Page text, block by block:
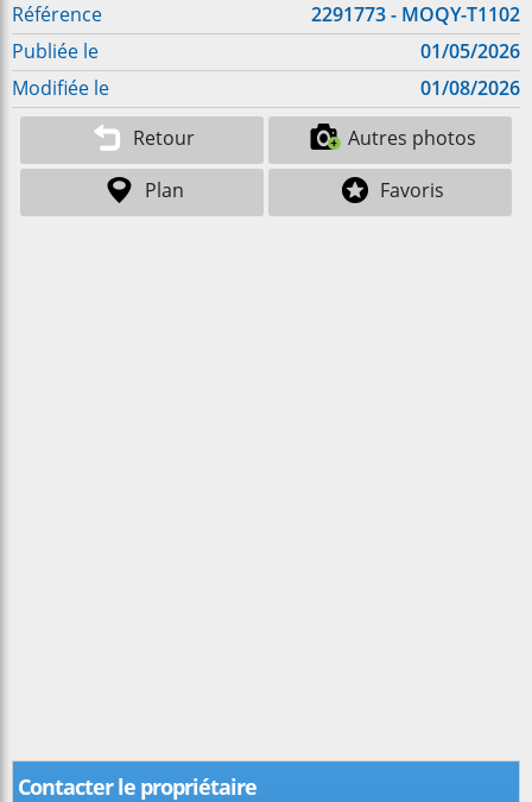
Référence
2291773 - MOQY-T1102
Publiée le
01/05/2026
Modifiée le
01/08/2026
Retour
Autres photos
Plan
Favoris
Contacter le propriétaire